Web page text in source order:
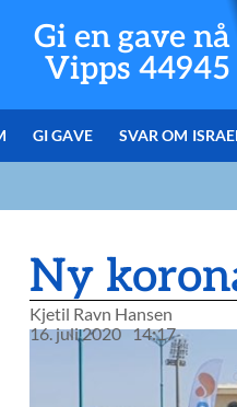
Gi en gave nå
Vipps 44945
GI GAVE SVAR OM
Ny
Kjetil Ravn Hansen
16. juli 2020 14:17